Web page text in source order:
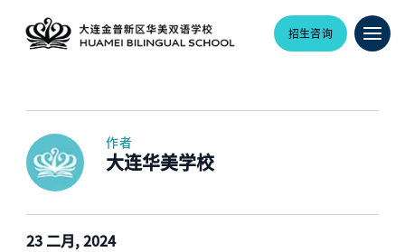
招生咨询
作者
大连华美学校
23 二月, 2024